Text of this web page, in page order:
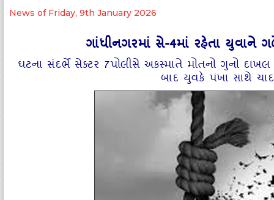
News of Friday, 9th January 2026
ગાંધીનગરમાં સે-4માં રહેતા યુવાને
ઘટના સંદર્ભે સેક્ટર 7પોલીસે અકસ્માતે મોતનો ગુનો
બાદ યુવકે પંખા સાથે